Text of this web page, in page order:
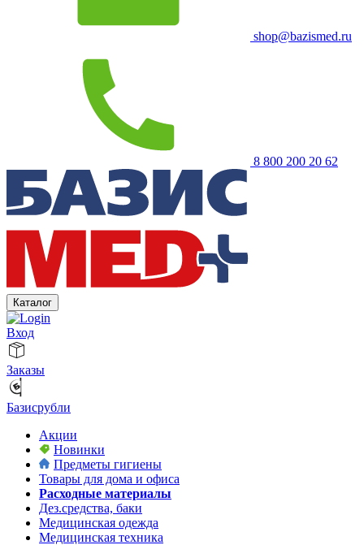
shop@bazismed.ru
8 800 200 20 62
Каталог
Вход
Заказы
Базисрубли
Акции
Новинки
Предметы гигиены
Товары для дома и офиса
Расходные материалы
Дез.средства, баки
Медицинская одежда
Медицинская техника